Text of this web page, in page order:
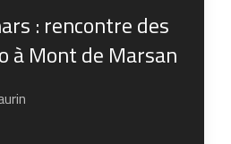
: rencontre des
à Mont de Marsan